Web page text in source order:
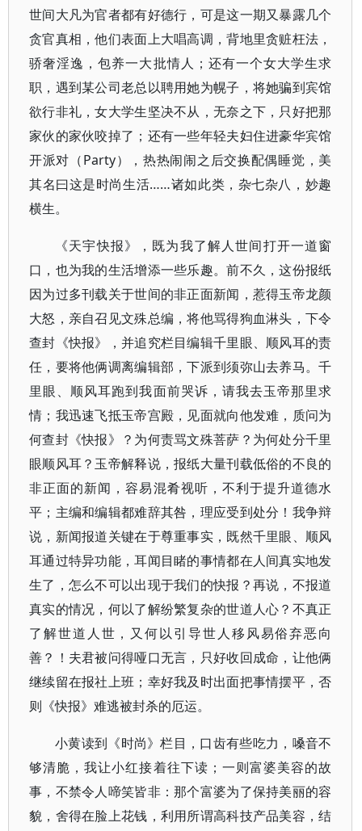
世间大凡为官者都有好德行，可是这一期又暴露几个
贪官真相，他们表面上大唱高调，背地里贪赃枉法，
骄奢淫逸，包养一大批情人；还有一个女大学生求
职，遇到某公司老总以聘用她为幌子，将她骗到宾馆
欲行非礼，女大学生坚决不从，无奈之下，只好把那
家伙的家伙咬掉了；还有一些年轻夫妇住进豪华宾馆
开派对（Party），热热闹闹之后交换配偶睡觉，美
其名曰这是时尚生活……诸如此类，杂七杂八，妙趣
横生。
《天宇快报》，既为我了解人世间打开一道窗
口，也为我的生活增添一些乐趣。前不久，这份报纸
因为过多刊载关于世间的非正面新闻，惹得玉帝龙颜
大怒，亲自召见文殊总编，将他骂得狗血淋头，下令
查封《快报》，并追究栏目编辑千里眼、顺风耳的责
任，要将他俩调离编辑部，下派到须弥山去养马。千
里眼、顺风耳跑到我面前哭诉，请我去玉帝那里求
情；我迅速飞抵玉帝宫殿，见面就向他发难，质问为
何查封《快报》？为何责骂文殊菩萨？为何处分千里
眼顺风耳？玉帝解释说，报纸大量刊载低俗的不良的
非正面的新闻，容易混肴视听，不利于提升道德水
平；主编和编辑都难辞其咎，理应受到处分！我争辩
说，新闻报道关键在于尊重事实，既然千里眼、顺风
耳通过特异功能，耳闻目睹的事情都在人间真实地发
生了，怎么不可以出现于我们的快报？再说，不报道
真实的情况，何以了解纷繁复杂的世道人心？不真正
了解世道人世，又何以引导世人移风易俗弃恶向
善？！夫君被问得哑口无言，只好收回成命，让他俩
继续留在报社上班；幸好我及时出面把事情摆平，否
则《快报》难逃被封杀的厄运。
小黄读到《时尚》栏目，口齿有些吃力，嗓音不
够清脆，我让小红接着往下读；一则富婆美容的故
事，不禁令人啼笑皆非：那个富婆为了保持美丽的容
貌，舍得在脸上花钱，利用所谓高科技产品美容，结